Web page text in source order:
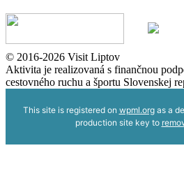
© 2016-2026 Visit Liptov
Aktivita je realizovaná s finančnou
cestovného ruchu a športu Slovenskej
This site is registered on wpml.orgas a
production site key to